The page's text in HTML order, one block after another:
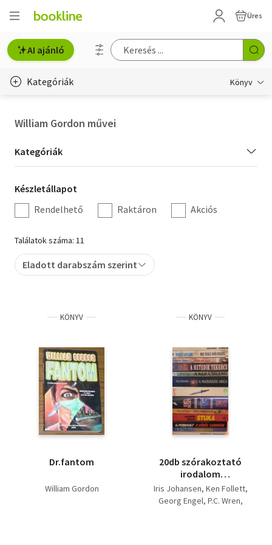
Üres
AI ajánló
Kategóriák Könyv
Hobbi, szabadidő
Irodalom
Művészet
Szakkönyv
Tankönyv, segédkönyv
Társadalomtudomány
Természettudomány
Történelem
Vallás
William Gordon művei
Kategória
szűrés
Kategóriák
Készletállapot
szűrés
Készletállapot
Rendelhető
Raktáron Akciós
Találatok száma: 11
Eladott darabszám szerint
KÖNYV
Dr.fantom
William Gordon
KÖNYV
20db szórakoztató
irodalom
könyvcsomag: A
hazugság ára - A
Iris Johansen Ken Follett
Georg Engel P.C. Wren